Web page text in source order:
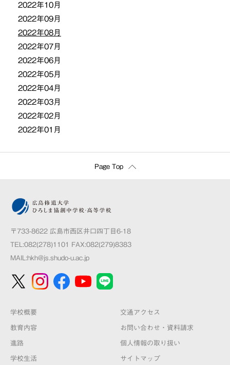
2022年10月
2022年09月
2022年08月
2022年07月
2022年06月
2022年05月
2022年04月
2022年03月
2022年02月
2022年01月
Page Top
〒733-8622 広島市西区井口四丁目6-18
TEL:082(278)1101 FAX:082(279)8383
MAIL:hkh@js.shudo-u.ac.jp
学校概要
教育内容
進路
学校生活
交通アクセス
お問い合わせ・資料請求
個人情報の取り扱い
サイトマップ